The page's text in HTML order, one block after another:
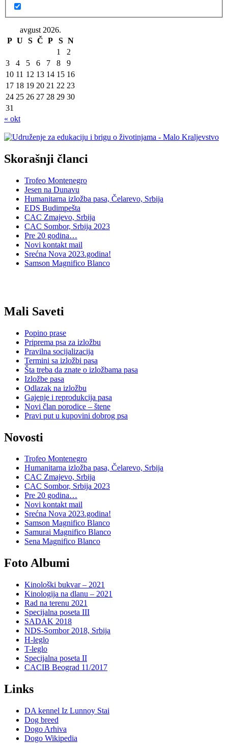
avgust 2026.
P U S Č P S N
1
2
3
4 5 6 7 8
9
10 11 12 13 14 15 16
17 18 19 20 21 22 23
24 25 26 27 28 29 30
31
« okt
Skorašnji članci
Trofeo Montenegro
Jesen na Dunavu
Humanitarna izložba pasa, Čelarevo, Srbija
EDS Budimpešta
CAC Zmajevo, Srbija
CAC Sombor, Srbija 2023
Pre 20 godina…
Novi kontakt mail
Srećna Nova 2023.godina!
Samson Magnifico Blanco
Mali Saveti
Popino prase
Priprema psa za izložbu
Pravilna socijalizacija
Termini sa izložbi pasa
Šta treba da znate o izložbama pasa
Izložbe pasa
Odlazak na izložbu
Gajenje i reprodukcija pasa
Novi član porodice – štene
Pravi put u kupovini dobrog psa
Novosti
Trofeo Montenegro
Humanitarna izložba pasa, Čelarevo, Srbija
CAC Zmajevo, Srbija
CAC Sombor, Srbija 2023
Pre 20 godina…
Novi kontakt mail
Srećna Nova 2023.godina!
Samson Magnifico Blanco
Samurai Magnifico Blanco
Sena Magnifico Blanco
Foto Albumi
Kinološki bukvar – 2021
Kinologija na dlanu – 2021
Rad na terenu 2021
Specijalna poseta III
SADAK 2018
NDS-Sombor 2018, Srbija
H-leglo
T-leglo
Specijalna poseta II
CACIB Beograd 11/2017
Links
DA kennel Iz Lunnoy Stai
Dog breed
Dogo Arhiva
Dogo Wikipedia